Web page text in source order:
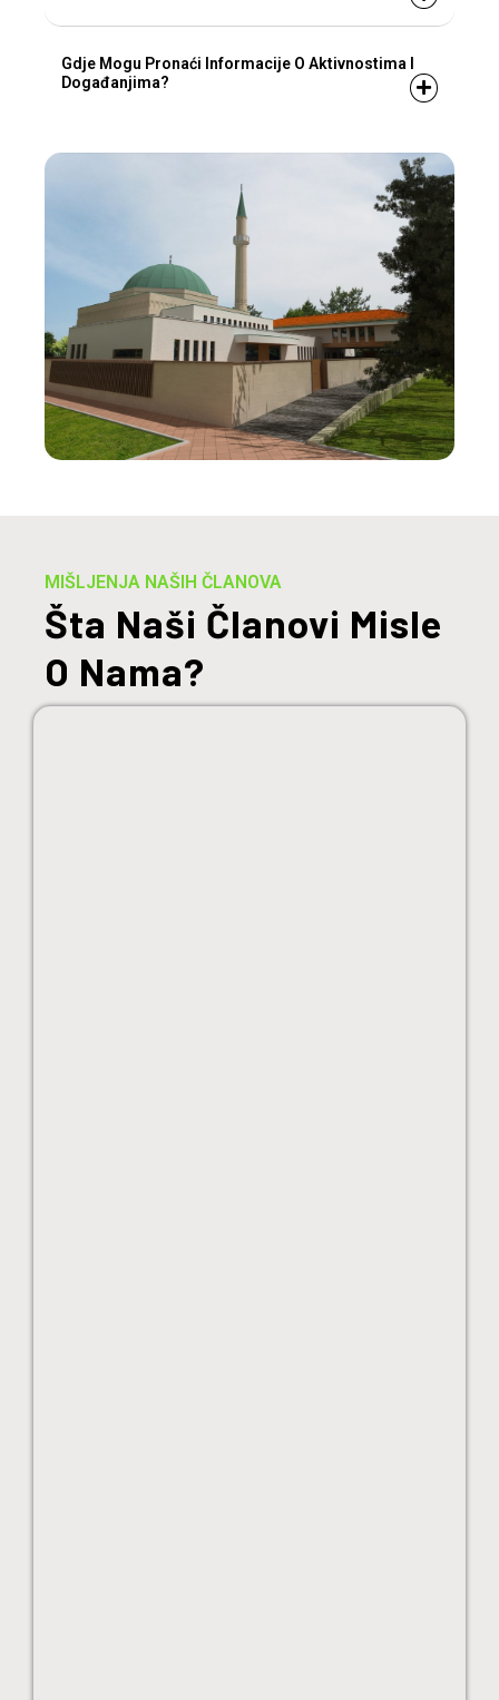
Gdje Mogu Pronaći Informacije O Aktivnostima I
Događanjima?
MIŠLJENJA NAŠIH ČLANOVA
Šta Naši Članovi Misle
O Nama?